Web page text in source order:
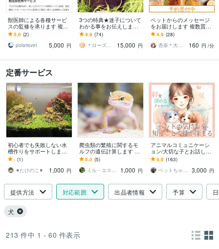
獣医師による各種サービ
スの監修を承ります 複数
の獣医師によるそれぞれ
の得意分野を活かしたサ
ポートを提供
5.0 (2)
polarisvet
5,000 円
3つの特典★迷子について
わかる事をお伝えします
「ペットへのテレパシ
ー」で数km離れた土地で
発見された事も。
4.9 (74)
＊ローズクリスタル＊
15,000 円
予約受付中
ペットからのメッセージ
をお届けします 複数質問
したい、ニュアンスもし
っかり感じ取りたい方に
お勧め
4.9 (28)
杏奈＊大切なメッセージをあなたに＊
160 円 /分
定番サービス
初心者でも失敗しない水
槽作りをサポートします
「何から始めればいいか
わからない」を一緒に解
決します
- (1)
⚫︎たけのこ⚫︎
1,000 円
爬虫類の繁殖に関するモ
ルフの遺伝計算します あ
なたのペット、卵産んだ
ら、何が産まれるの
か！？
5.0 (5)
ミル・エスカマス
1,000 円
アニマルコミュニケーシ
ョン/大切な子とお話しし
ます ペットの気持ちをお
伝えします♡お空の子も
大丈夫です☆
4.9 (163)
ペットちゃんとお話しするヒーラーmami
3,000 円
提供方法 対応範囲 出品者情報 予算
犬
213 件中 1 - 60 件表示